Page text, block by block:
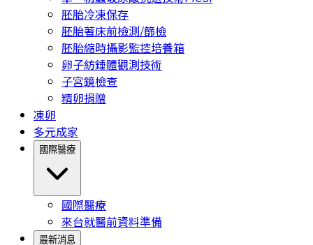
胚胎冷凍保存
胚胎著床前檢測/篩檢
胚胎縮時攝影監控培養箱
卵子紡錘體觀測技術
子宮鏡檢查
精卵捐贈
凍卵
多元成家
國際醫療
國際醫療
來台就醫前資料準備
最新消息